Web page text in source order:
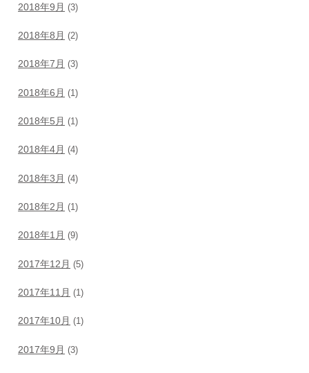
2018年9月 (3)
2018年8月 (2)
2018年7月 (3)
2018年6月 (1)
2018年5月 (1)
2018年4月 (4)
2018年3月 (4)
2018年2月 (1)
2018年1月 (9)
2017年12月 (5)
2017年11月 (1)
2017年10月 (1)
2017年9月 (3)